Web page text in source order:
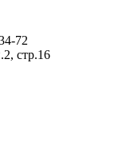
72
стр.16